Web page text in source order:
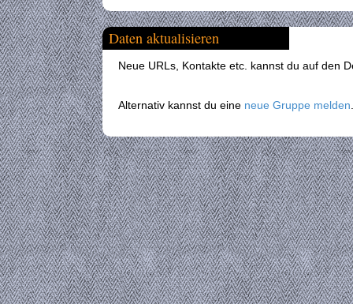
Daten aktualisieren
Neue URLs, Kontakte etc. kannst du auf den
Alternativ kannst du eine neue Gruppe melden